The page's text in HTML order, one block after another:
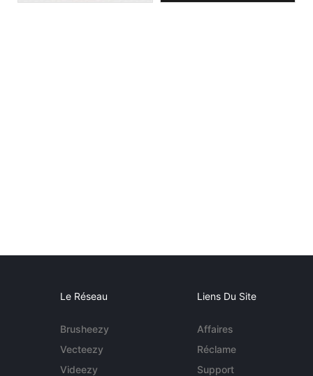
Le Réseau
Brusheezy
Vecteezy
Videezy
Liens Du Site
Affaires
Réclame
Support